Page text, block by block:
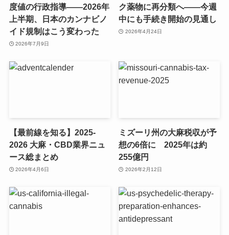
度値の行政指導——2026年
上半期、日本のカンナビノ
イド規制はこう変わった
2026年7月9日
ク薬物に再分類へ——今週
中にも手続き開始の見通し
2026年4月24日
【最前線を知る】2025-
2026 大麻・CBD業界ニュ
ース総まとめ
2026年4月6日
ミズーリ州の大麻税収が予
想の6倍に 2025年は約
255億円
2026年2月12日